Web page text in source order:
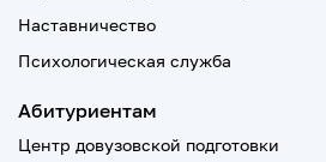
Наставничество
Психологическая служба
Абитуриентам
Центр довузовской подготовки